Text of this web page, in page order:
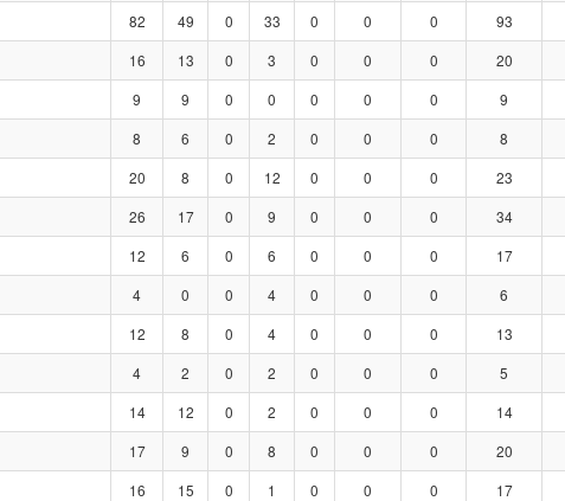
82 49 0 33 0 0 0 93
16 13 0 3 0 0 0 20
9 9 0 0 0 0 0 9
8 6 0 2 0 0 0 8
20 8 0 12 0 0 0 23
26 17 0 9 0 0 0 34
12 6 0 6 0 0 0 17
4 0 0 4 0 0 0 6
12 8 0 4 0 0 0 13
4 2 0 2 0 0 0 5
14 12 0 2 0 0 0 14
17 9 0 8 0 0 0 20
16 15 0 1 0 0 0 17